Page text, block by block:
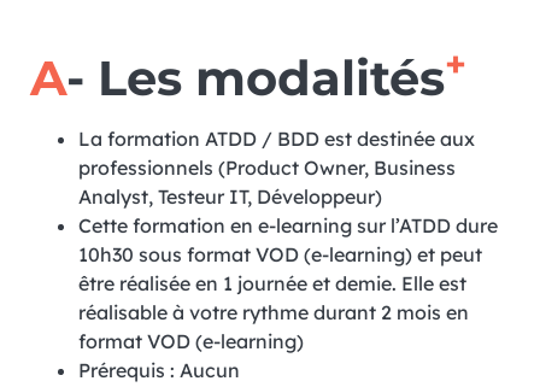
A- Les modalités+
La formation ATDD / BDD est destinée aux
professionnels (Product Owner, Business
Analyst, Testeur IT, Développeur)
Cette formation en e-learning sur l’ATDD dure
10h30 sous format VOD (e-learning) et peut
être réalisée en 1 journée et demie. Elle est
réalisable à votre rythme durant 2 mois en
format VOD (e-learning)
Prérequis : Aucun